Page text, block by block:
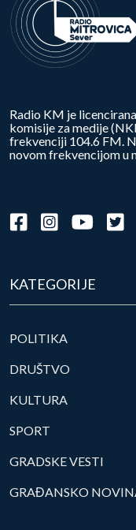
Radio KM je
komisije za medije
frekvenciji 104.6 FM.
novom frekvencijom u
KATEGORIJE
POLITIKA
DRUŠTVO
KULTURA
SPORT
GRADSKE VESTI
GRAĐANSKO